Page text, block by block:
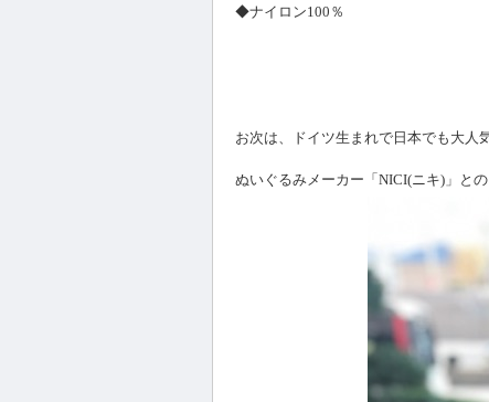
◆ナイロン100％
お次は、ドイツ生まれで日本でも大人
ぬいぐるみメーカー「NICI(ニキ)」と